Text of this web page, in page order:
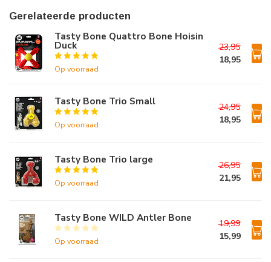
Gerelateerde producten
Tasty Bone Quattro Bone Hoisin
Duck
Op voorraad
23,95
18,95
Tasty Bone Trio Small
Op voorraad
24,95
18,95
Tasty Bone Trio large
Op voorraad
26,95
21,95
Tasty Bone WILD Antler Bone
Op voorraad
19,99
15,99